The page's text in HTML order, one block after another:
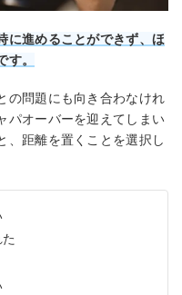
に進めることができず、ほ
。
の問題にも向き合わなけれ
パオーバーを迎えてしまい
、距離を置くことを選択し